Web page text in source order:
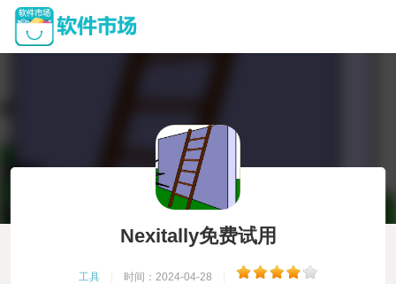
Nexitally免费试用
工具 时间：2024-04-28